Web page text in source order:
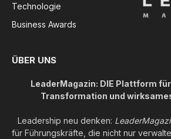
Technologie
Business Awards
ÜBER UNS
LeaderMagazin: DIE Plattform für
Transformation und
Leadership neu denken:
für Führungskräfte, die nicht nur